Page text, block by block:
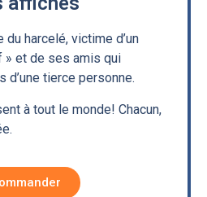
du harcelé, victime d’un
» et de ses amis qui
d’une tierce personne.
à tout le monde! Chacun,